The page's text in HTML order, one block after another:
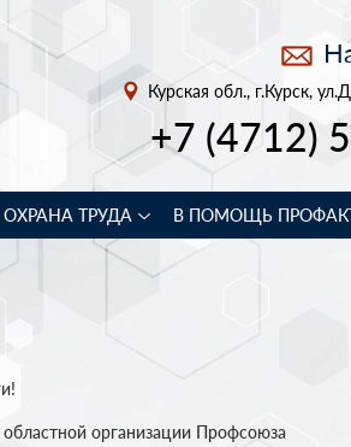
Курская обл., г.Курск,
+7 (4712)
ОХРАНА ТРУДА В ПОМОЩЬ
организации Профсоюза